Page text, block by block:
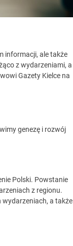
informacji, ale także
z wydarzeniami, a
Gazety Kielce na
genezę i rozwój
Polski. Powstanie
z regionu.
wydarzeniach, a także